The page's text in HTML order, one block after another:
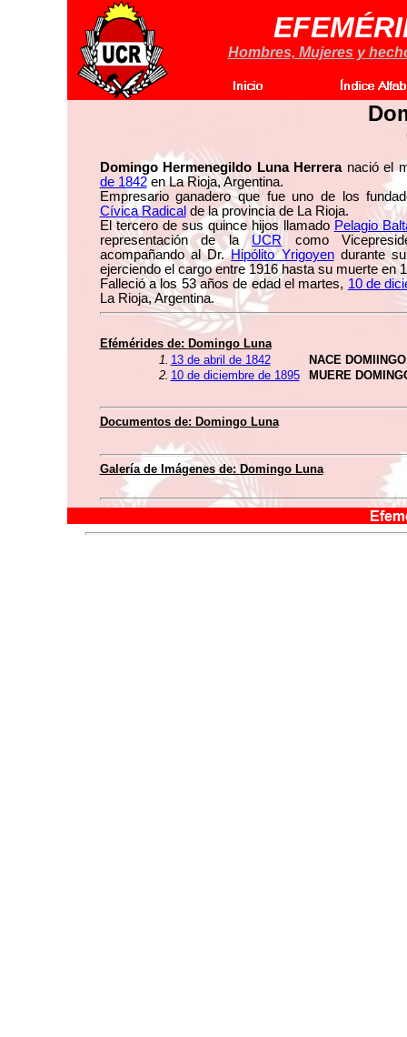
Hombres, Mujeres y
Domingo Hermenegildo Luna Herreranació el
de 1842en La Rioja, Argentina.
Empresario ganadero que fue uno de los
Cívica Radical de la provincia de La Rioja.
El tercero de sus quince hijos llamado Pelagio
representación de laUCR como
acompañando al Dr.Hipólito Yrigoyendurante su
ejerciendo el cargo entre 1916 hasta su muerte en
Falleció a los 53 años de edad el martes, 10 de
La Rioja, Argentina.
Efémérides de: Domingo Luna
1. 13 de abril de 1842
NACE
2. 10 de diciembre de 1895 MUERE
Documentos de: Domingo Luna
Galería de Imágenes de:Domingo Luna